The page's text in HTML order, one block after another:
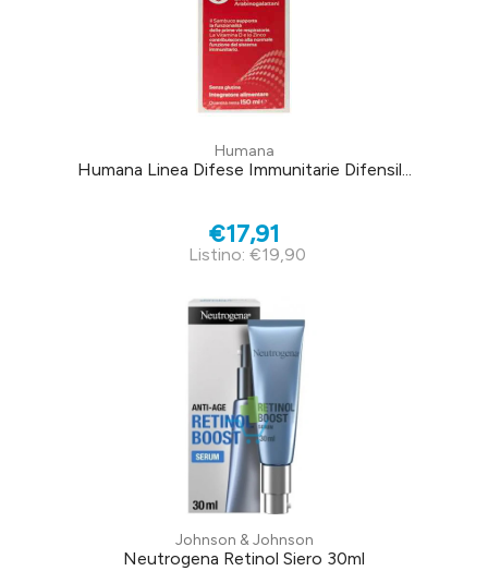
Humana
Humana Linea Difese Immunitarie Difensil...
€17,91
Listino: €19,90
Johnson & Johnson
Neutrogena Retinol Siero 30ml